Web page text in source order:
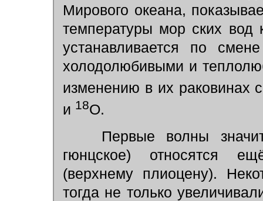
Мирового океана,
температуры мор ских вод
устанавливается по
холодолюбивыми и
изменению в их раковинах
и 18O.
Первые волны
гюнцское) относятся
(верхнему плиоцену).
тогда не только